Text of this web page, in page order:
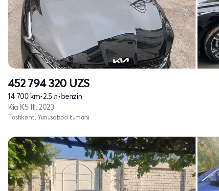
452 794 320 UZS
14 700 km•2.5 л•benzin
Kia K5 III, 2023
Toshkent, Yunusobod tumani